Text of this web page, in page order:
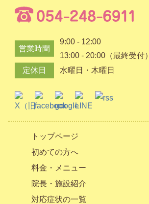
営業時間
9:00 - 12:00
13:00 - 20:00（最終受付）
定休日
水曜日・木曜日
トップページ
初めての方へ
料金・メニュー
院長・施設紹介
対応症状の一覧